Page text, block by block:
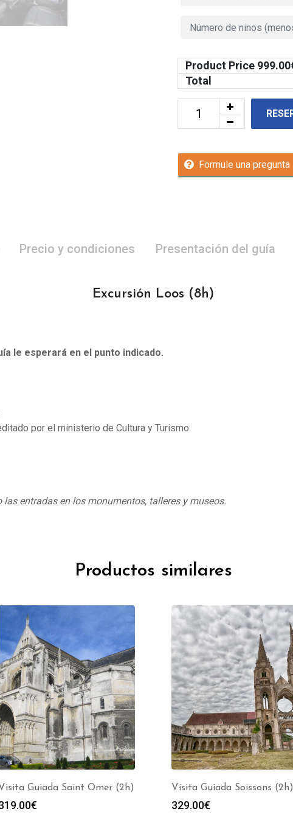
Product Price 999.00
Total
Formule una pregunta
Precio y condiciones Presentación del guía
Excursión Loos (8h)
le esperará en el punto indicado.
por el ministerio de Cultura y Turismo
entradas en los monumentos, talleres y museos.
Productos similares
Guiada Saint Omer (2h)
€
Visita Guiada Soissons (2h)
329.00€